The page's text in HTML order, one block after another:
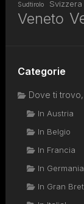
Sudtirolo Svizzera
Veneto
Categorie
Dove ti
In Austria
In Belgio
In Francia
In Germania
In Gran